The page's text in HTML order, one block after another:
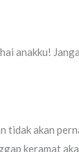
anakku!
akan
keramat